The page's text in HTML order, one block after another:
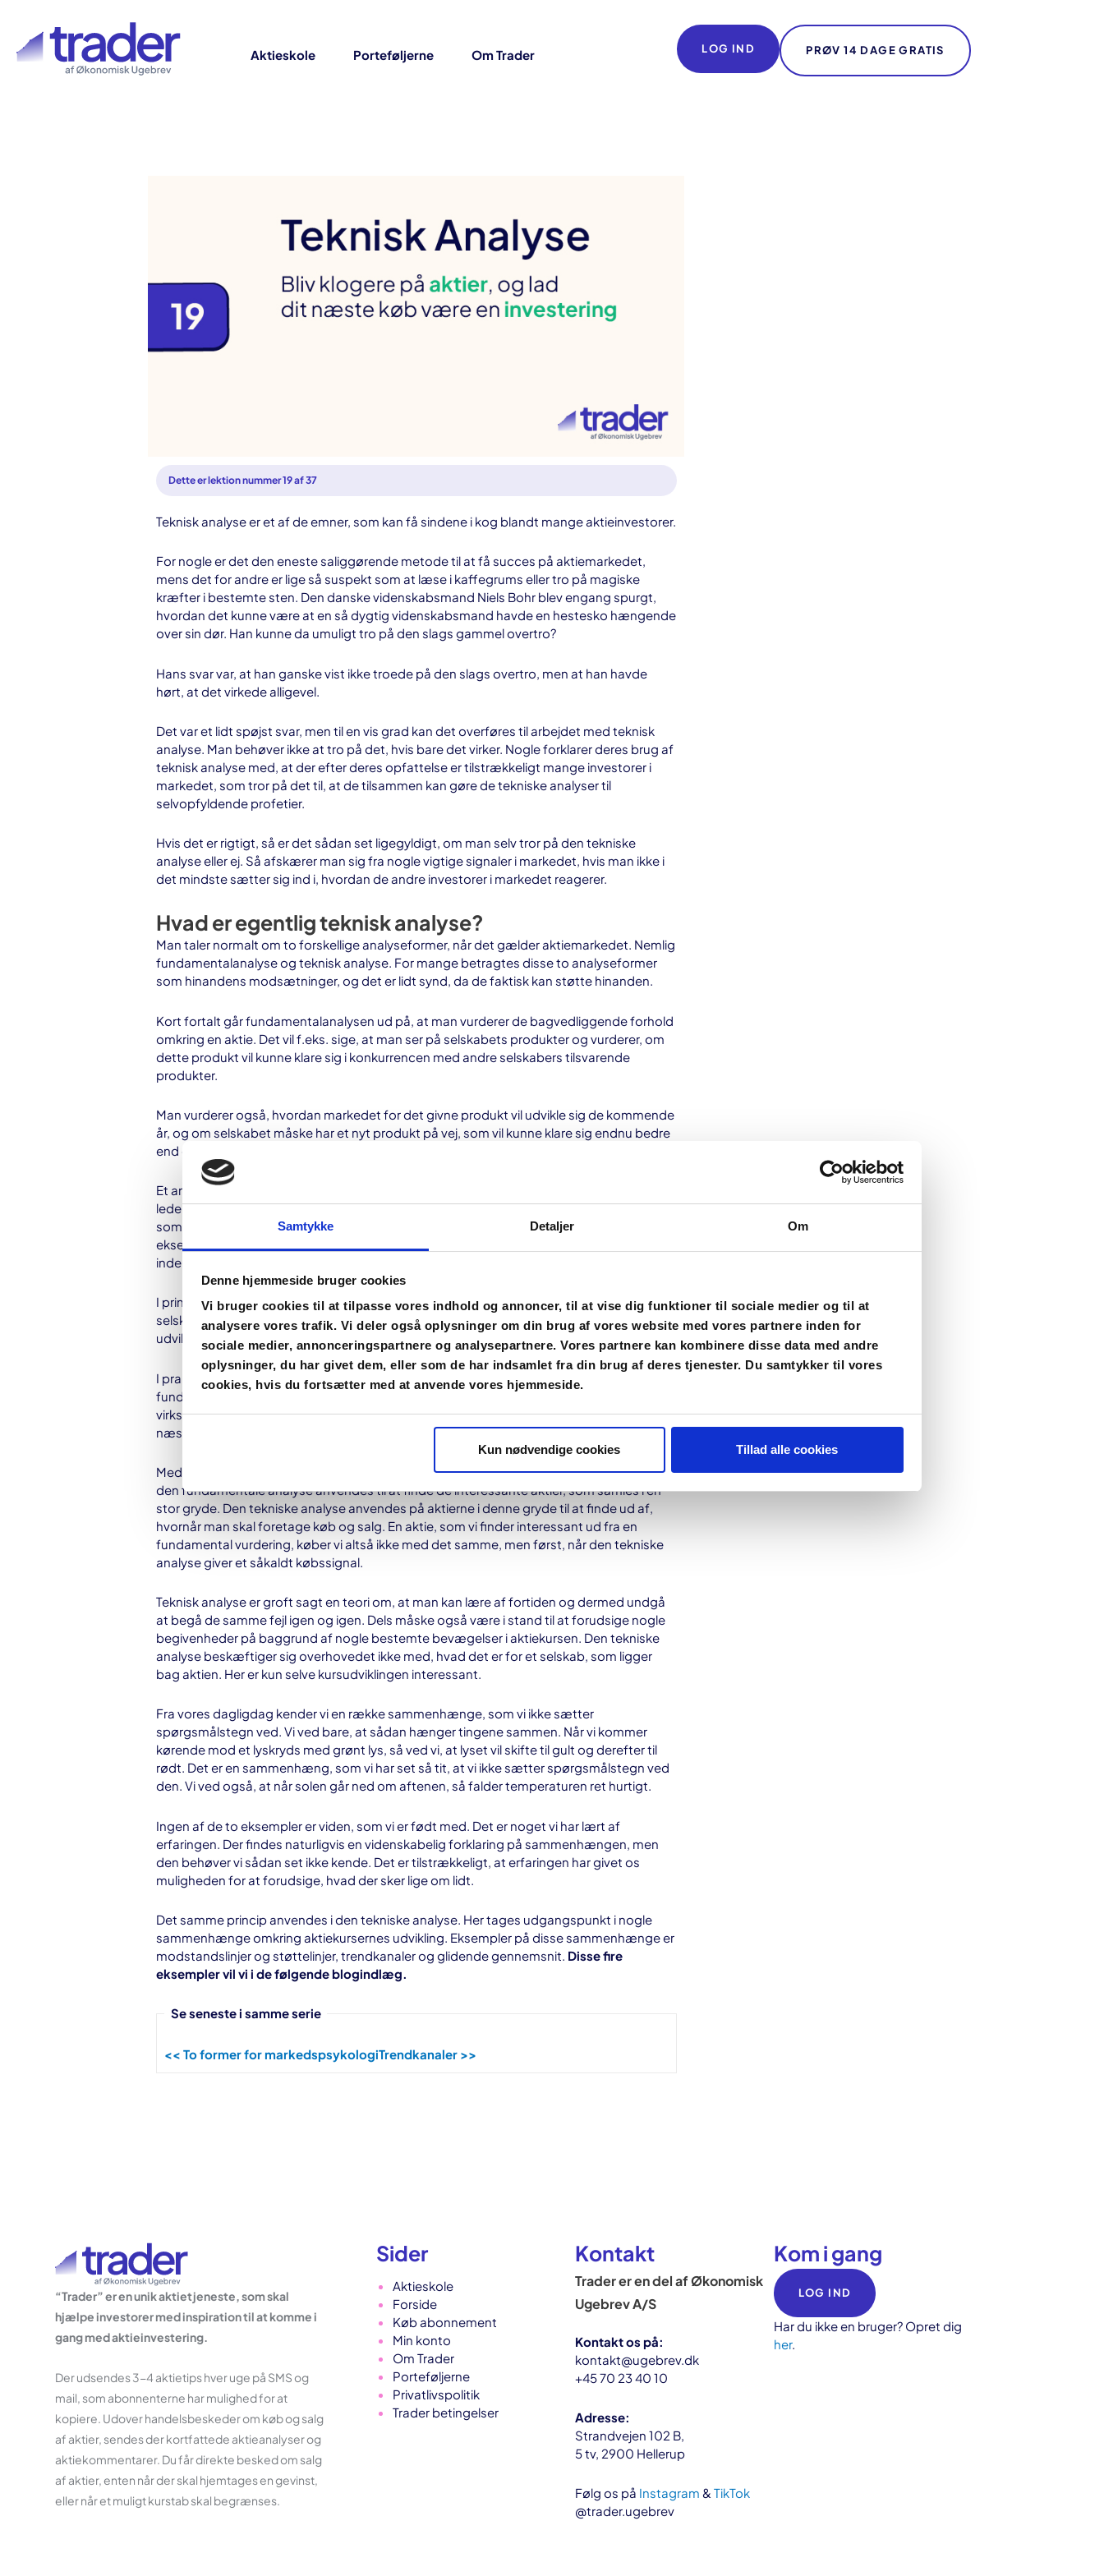
Samtykke Detaljer Om
Denne hjemmeside bruger cookies
Vi bruger cookies til at tilpasse vores indhold og annoncer, til at vise dig funktioner til sociale medier og til at
analysere vores trafik. Vi deler også oplysninger om din brug af vores website med vores partnere inden for
sociale medier, annonceringspartnere og analysepartnere. Vores partnere kan kombinere disse data med andre
oplysninger, du har givet dem, eller som de har indsamlet fra din brug af deres tjenester. Du samtykker til vores
cookies, hvis du fortsætter med at anvende vores hjemmeside.
Kun nødvendige cookies Tillad alle cookies
Aktieskole Porteføljerne Om Trader LOG IND PRØV 14 DAGE GRATIS
Dette er lektion nummer 19 af 37
Teknisk analyse er et af de emner, som kan få sindene i kog blandt mange aktieinvestorer.
For nogle er det den eneste saliggørende metode til at få succes på aktiemarkedet,
mens det for andre er lige så suspekt som at læse i kaffegrums eller tro på magiske
kræfter i bestemte sten. Den danske videnskabsmand Niels Bohr blev engang spurgt,
hvordan det kunne være at en så dygtig videnskabsmand havde en hestesko hængende
over sin dør. Han kunne da umuligt tro på den slags gammel overtro?
Hans svar var, at han ganske vist ikke troede på den slags overtro, men at han havde
hørt, at det virkede alligevel.
Det var et lidt spøjst svar, men til en vis grad kan det overføres til arbejdet med teknisk
analyse. Man behøver ikke at tro på det, hvis bare det virker. Nogle forklarer deres brug af
teknisk analyse med, at der efter deres opfattelse er tilstrækkeligt mange investorer i
markedet, som tror på det til, at de tilsammen kan gøre de tekniske analyser til
selvopfyldende profetier.
Hvis det er rigtigt, så er det sådan set ligegyldigt, om man selv tror på den tekniske
analyse eller ej. Så afskærer man sig fra nogle vigtige signaler i markedet, hvis man ikke i
det mindste sætter sig ind i, hvordan de andre investorer i markedet reagerer.
Hvad er egentlig teknisk analyse?
Man taler normalt om to forskellige analyseformer, når det gælder aktiemarkedet. Nemlig
fundamentalanalyse og teknisk analyse. For mange betragtes disse to analyseformer
som hinandens modsætninger, og det er lidt synd, da de faktisk kan støtte hinanden.
Kort fortalt går fundamentalanalysen ud på, at man vurderer de bagvedliggende forhold
omkring en aktie. Det vil f.eks. sige, at man ser på selskabets produkter og vurderer, om
dette produkt vil kunne klare sig i konkurrencen med andre selskabers tilsvarende
produkter.
Man vurderer også, hvordan markedet for det givne produkt vil udvikle sig de kommende
år, og om selskabet måske har et nyt produkt på vej, som vil kunne klare sig endnu bedre
end det nuværende.
Et andet element, som det vil være relevant at vurdere, er kvaliteten af selskabets
ledelse. Det er vigtigt, at ledelsen er i stand til at håndtere netop den markedssituation,
som må forventes at være gældende de kommende år, osv. Dette var kun et par enkelte
eksempler på de mange forhold, som fundamentalanalysen indeholder. Eller burde
indeholde.
I princippet bør stort set enhver faktor, som kan have den mindste indflydelse på et
selskabs indtjening, indgå i en fundamentalanalyse. Lige fra den nationaløkonomi ske
udvikling i USA til ansættelsen af en ny produktchef ved det konkurrerende firma.
I praksis kan det derfor ikke lade sig gøre at lave en 100 % dækkende
fundamentalanalyse, men man kan få et glimrende billede af, om den pågældende
virksomhed overhovedet er værd at beskæftige sig med. Og hvis den er det, bliver
næste skridt inden en eventuel beslutning om et køb så den tekniske analyse.
Med andre ord kan man sige, at de to analyseformer supplerer hinanden på den måde, at
den fundamentale analyse anvendes til at finde de interessante aktier, som samles i en
stor gryde. Den tekniske analyse anvendes på aktierne i denne gryde til at finde ud af,
hvornår man skal foretage køb og salg. En aktie, som vi finder interessant ud fra en
fundamental vurdering, køber vi altså ikke med det samme, men først, når den tekniske
analyse giver et såkaldt købssignal.
Teknisk analyse er groft sagt en teori om, at man kan lære af fortiden og dermed undgå
at begå de samme fejl igen og igen. Dels måske også være i stand til at forudsige nogle
begivenheder på baggrund af nogle bestemte bevægelser i aktiekursen. Den tekniske
analyse beskæftiger sig overhovedet ikke med, hvad det er for et selskab, som ligger
bag aktien. Her er kun selve kursudviklingen interessant.
Fra vores dagligdag kender vi en række sammenhænge, som vi ikke sætter
spørgsmålstegn ved. Vi ved bare, at sådan hænger tingene sammen. Når vi kommer
kørende mod et lyskryds med grønt lys, så ved vi, at lyset vilskifte til gult og derefter til
rødt. Det er en sammenhæng, som vi har set så tit, at vi ikke sætter spørgsmålstegn ved
den. Vi ved også, at når solen går ned om aftenen, så falder temperaturen ret hurtigt.
Ingen af de to eksempler er viden, som vi er født med. Det er noget vi har lært af
erfaringen. Der findes naturligvis en videnskabelig forklaring på sammenhængen, men
den behøver vi sådan set ikke kende. Det er tilstrækkeligt, at erfaringen har givet os
muligheden for at forudsige, hvad der sker lige om lidt.
Det samme princip anvendes i den tekniske analyse. Her tages udgangspunkt i nogle
sammenhænge omkring aktiekursernes udvikling. Eksempler på disse sammenhænge er
modstandslinjer og støttelinjer, trendkanaler og glidende gennemsnit. Disse fire
eksempler vil vi i de følgende blogindlæg.
Se seneste i samme serie
<< To former for markedspsykologiTrendkanaler >>
“Trader” er en unik aktietjeneste, som skal
hjælpe investorer med inspiration til at komme i
gang med aktieinvestering.
Der udsendes 3-4 aktietips hver uge på SMS og
mail, som abonnenterne har mulighed for at
kopiere. Udover handelsbeskeder om køb og salg
af aktier, sendes der kortfattede aktieanalyser og
aktiekommentarer. Du får direkte besked om salg
af aktier, enten når der skal hjemtages en gevinst,
eller når et muligt kurstab skal begrænses.
Sider
Aktieskole
Forside
Køb abonnement
Min konto
Om Trader
Porteføljerne
Privatlivspolitik
Trader betingelser
Kontakt
Trader er en del af Økonomisk
Ugebrev A/S
Kontakt os på:
kontakt@ugebrev.dk
+45 70 23 40 10
Adresse:
Strandvejen 102 B,
5 tv, 2900 Hellerup
Følg os på Instagram & TikTok
@trader.ugebrev
Kom i gang
LOG IND
Har du ikke en bruger? Opret dig
her.